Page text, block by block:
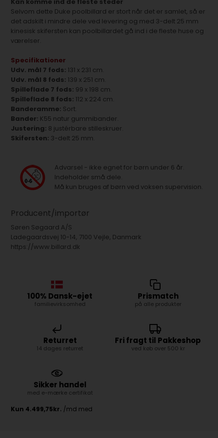
Selvom dette Duke poolbillard er stort når det er samlet, så er
det adskilt i mindre dele ved levering og med 3-delt 25 mm
kinesisk skifersten kan poolbillardet gå ind i de fleste huse og
værelser.
Specifikationer
Udv. mål 7 fods: 131 x 231 cm.
Udv. mål 8 fods: 139 x 251 cm.
Spilleflade 7 fods: 99 x 198 cm.
Spilleflade 8 fods: 112 x 224 cm.
Banderamme: Sort.
Bander: K55 natur gummibander.
Justering: 8 justérbare stilleskruer.
Skifersten: 3-delt 25 mm.
Advarsel - ikke egnet for børn under 6 år.
Indeholder små dele.
Må kun bruges af børn ved voksen supervision.
Producent/importør
Søren Søgaard A/S
Ladegaardsvej 10-14, 7100 Vejle, Danmark
https://www.billard.dk
100% Dansk-ejet
familievirksomhed
Prismatch
på alle produkter
Returret
14 dages returret
Fri fragt til Pakkeshop
ved køb over 500 kr
Sikker handel
med e-mærke certifikat